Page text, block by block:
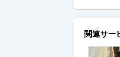
関連サー